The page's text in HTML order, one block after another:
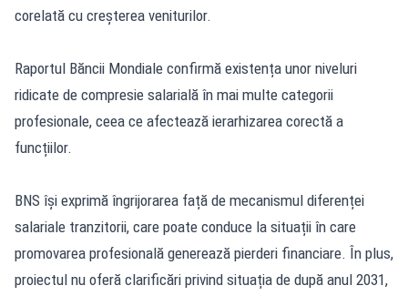
corelată cu creșterea veniturilor.
Raportul Băncii Mondiale confirmă existența unor niveluri
ridicate de compresie salarială în mai multe categorii
profesionale, ceea ce afectează ierarhizarea corectă a
funcțiilor.
BNS își exprimă îngrijorarea față de mecanismul diferenței
salariale tranzitorii, care poate conduce la situații în care
promovarea profesională generează pierderi financiare. În plus,
proiectul nu oferă clarificări privind situația de după anul 2031,